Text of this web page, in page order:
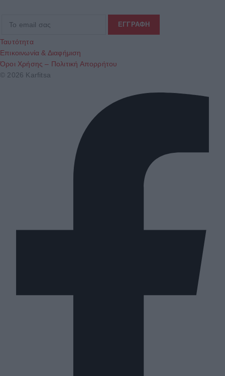
Ταυτότητα
Επικοινωνία & Διαφήμιση
Όροι Χρήσης – Πολιτική Απορρήτου
© 2026 Karfitsa